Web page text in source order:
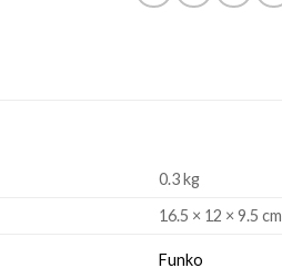
0.3 kg
16.5 × 12 × 9.5 cm
Funko